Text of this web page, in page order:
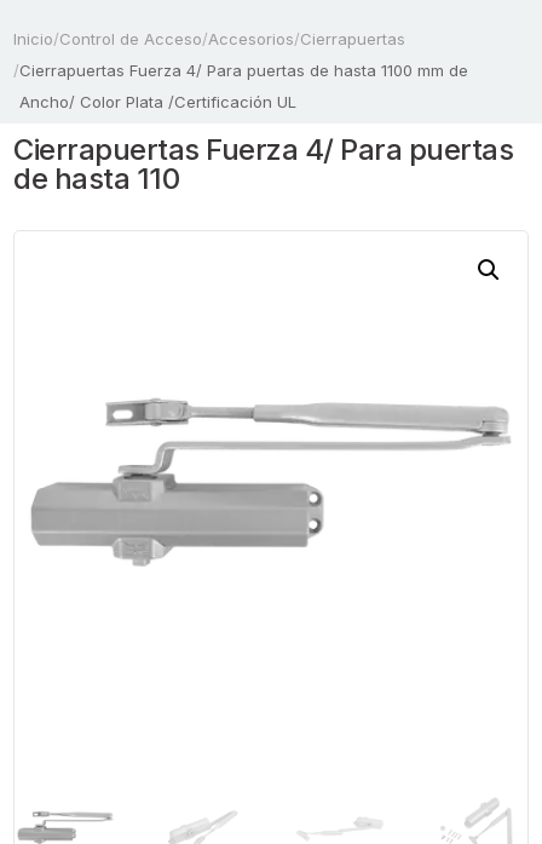
Inicio/Control de Acceso/Accesorios/Cierrapuertas
/Cierrapuertas Fuerza 4/ Para puertas de hasta 1100 mm de
Ancho/ Color Plata /Certificación UL
Cierrapuertas Fuerza 4/ Para puertas
de hasta 110